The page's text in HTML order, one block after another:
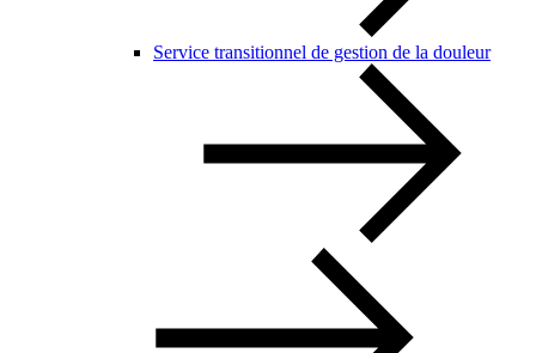
Service transitionnel de gestion de la douleur